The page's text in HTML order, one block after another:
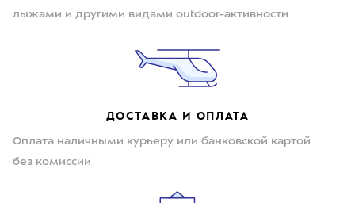
лыжами и другими видами outdoor-активности
ДОСТАВКА И ОПЛАТА
Оплата наличными курьеру или банковской картой
без комиссии